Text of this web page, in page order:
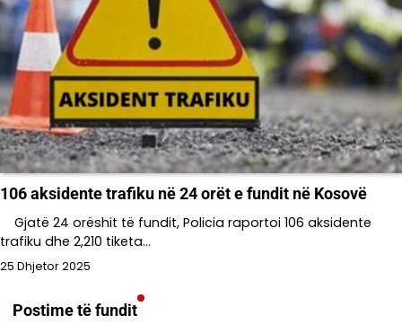
106 aksidente trafiku në 24 orët e fundit në Kosovë
Gjatë 24 orëshit të fundit, Policia raportoi 106 aksidente
trafiku dhe 2,210 tiketa…
25 Dhjetor 2025
Postime të fundit